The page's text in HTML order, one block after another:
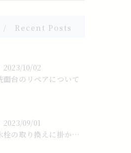
Recent Posts
2023/10/02
面台のリペアについて
2023/09/01
水栓の取り換えに掛かる費用の相場は？